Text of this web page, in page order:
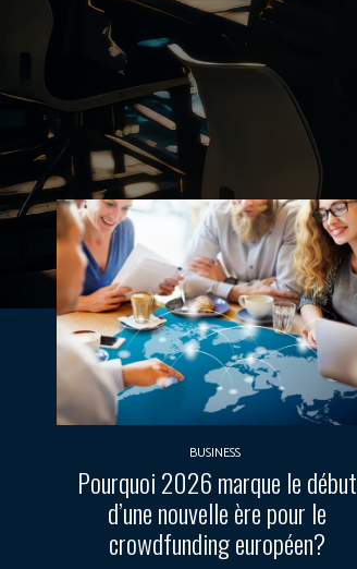
BUSINESS
Pourquoi 2026 marque le début
d’une nouvelle ère pour le
crowdfunding européen?